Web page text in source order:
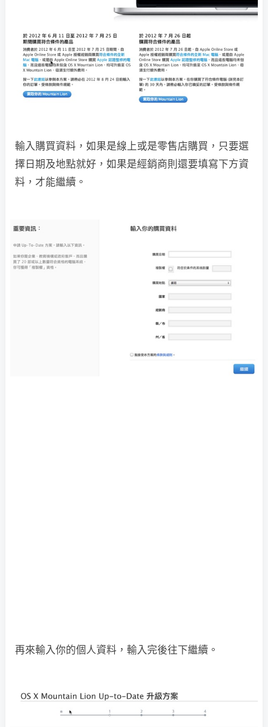
輸入購買資料，如果是線上或是零售店購買，只要選
擇日期及地點就好，如果是經銷商則還要填寫下方資
料，才能繼續。
再來輸入你的個人資料，輸入完後往下繼續。